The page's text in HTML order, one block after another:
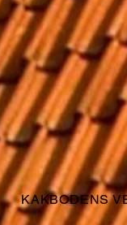
KAKBODENS